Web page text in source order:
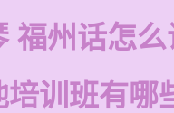
福州话怎
培训班有哪